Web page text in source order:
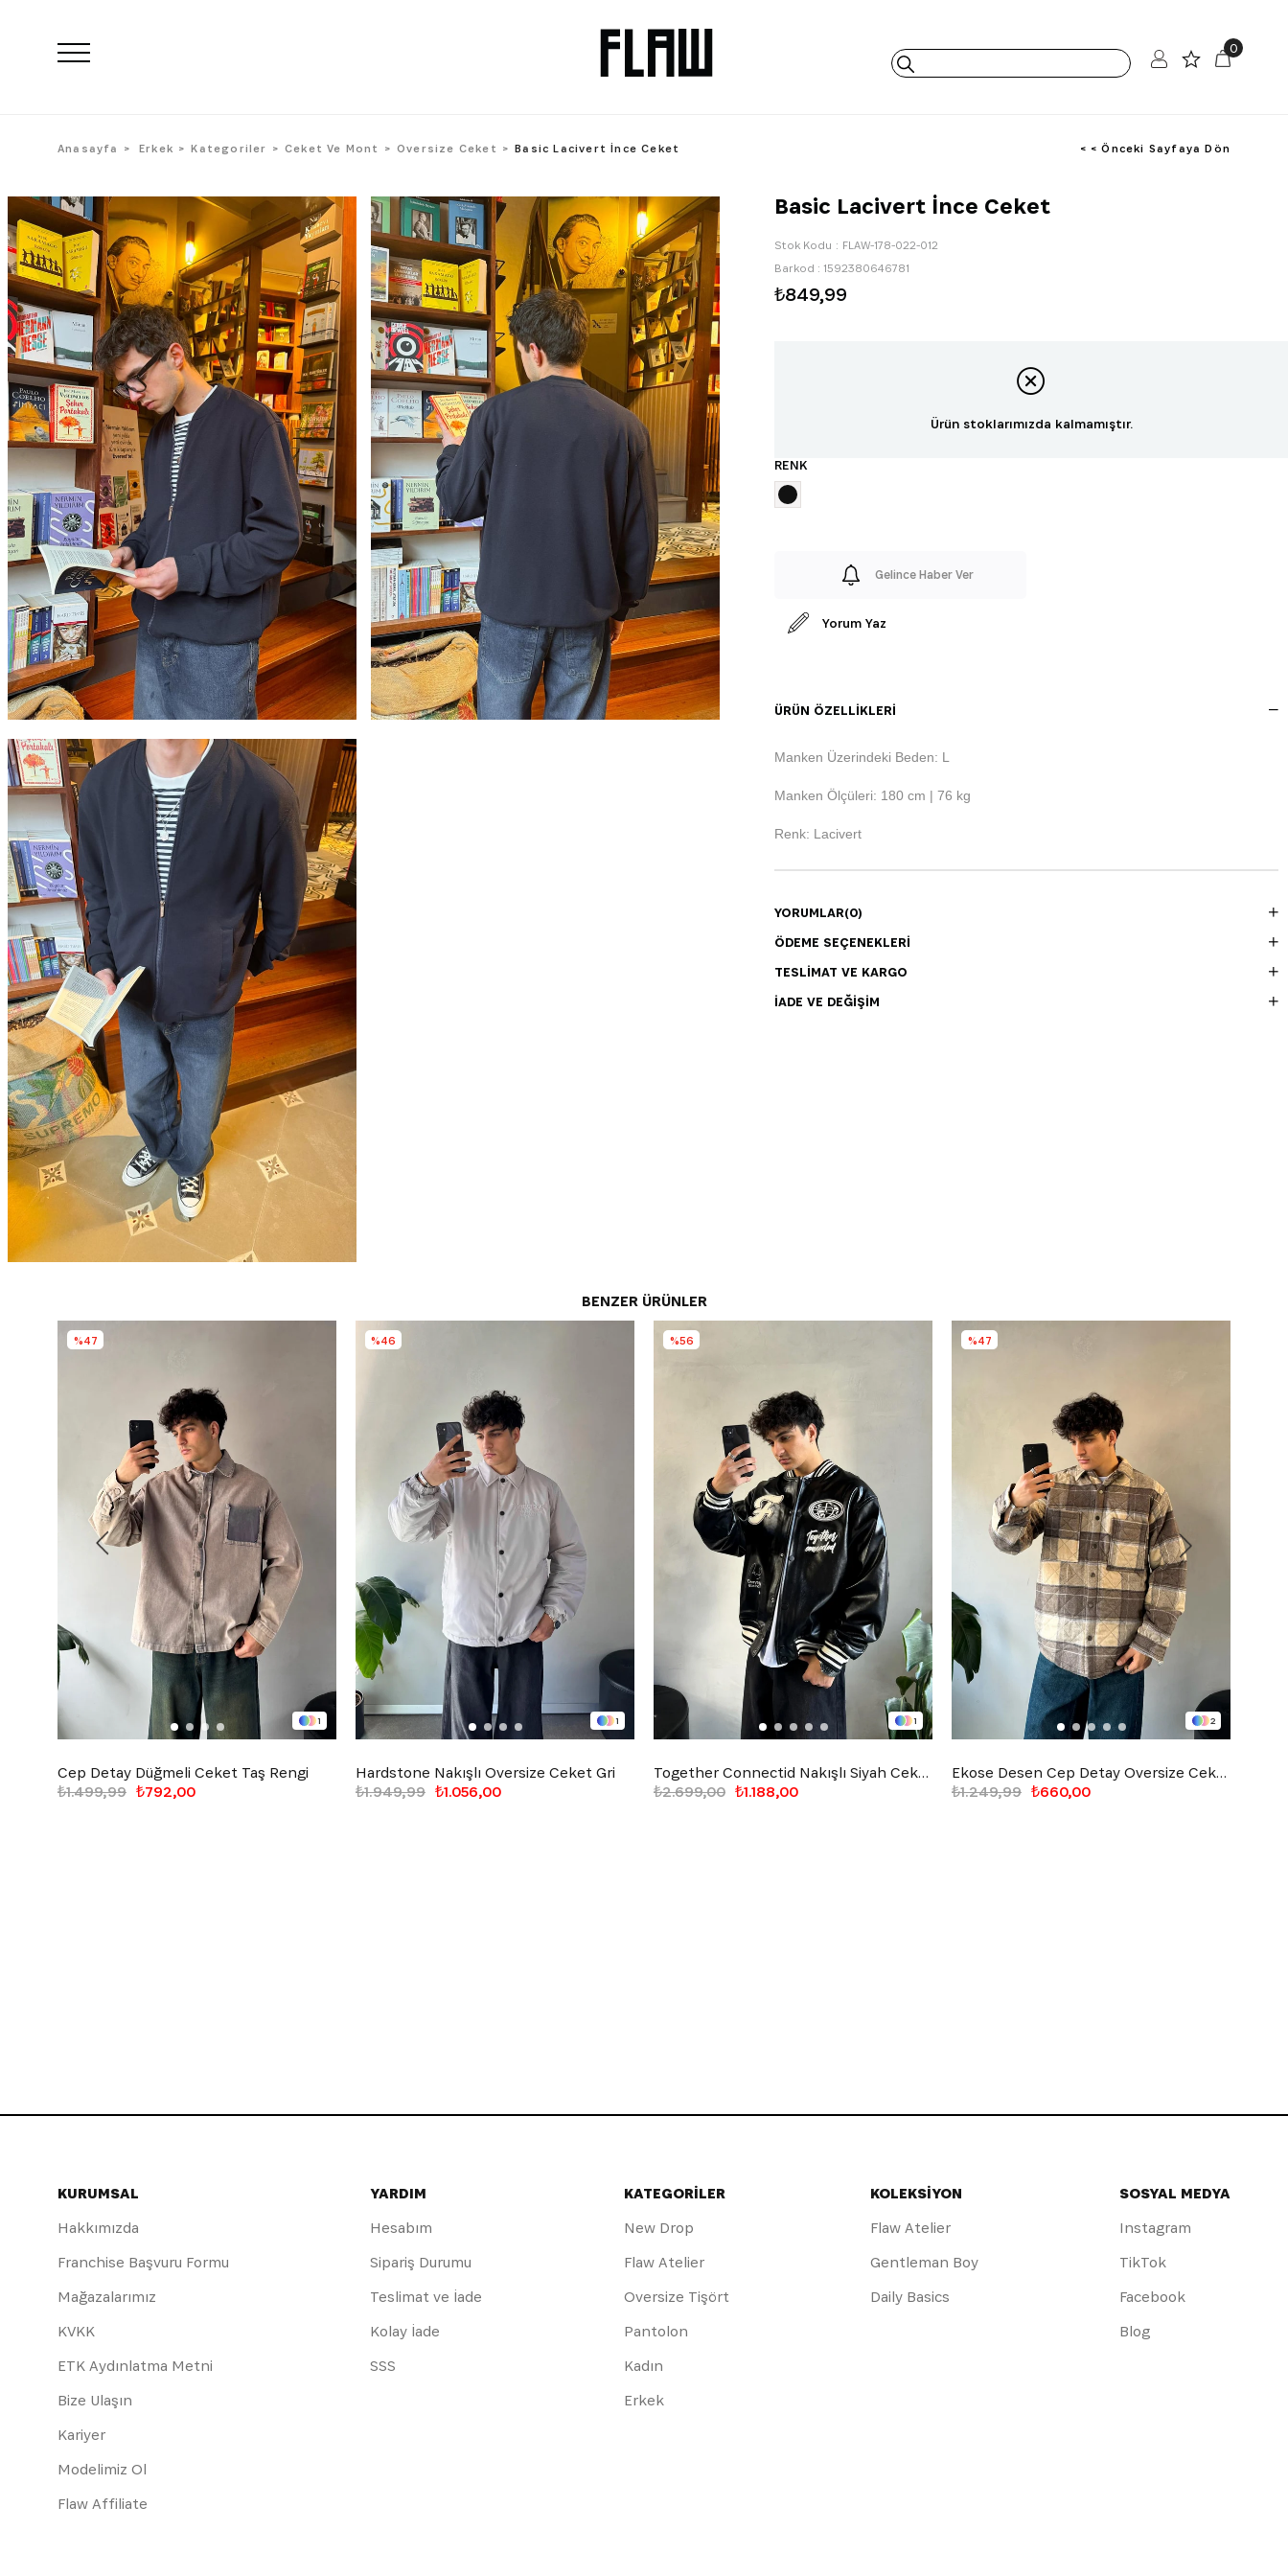
0
Anasayfa Erkek Kategoriler Ceket Ve Mont Oversize Ceket Basic Lacivert İnce Ceket < < Önceki Sayfaya Dön
Basic Lacivert İnce Ceket
Stok Kodu
FLAW-178-022-012
Barkod : 1592380646781
₺849,99
Ürün stoklarımızda kalmamıştır.
RENK
Gelince Haber Ver
Yorum Yaz
ÜRÜN ÖZELLIKLERI
Manken Üzerindeki Beden: L
Manken Ölçüleri: 180 cm | 76 kg
Renk: Lacivert
YORUMLAR(0)
ÖDEME SEÇENEKLERI
TESLIMAT VE KARGO
İADE VE DEĞIŞIM
BENZER ÜRÜNLER
1
Cep Detay Düğmeli Ceket Taş Rengi
₺792,00
₺1.499,99
%47
1
Hardstone Nakışlı Oversize Ceket Gri
₺1.056,00
₺1.949,99
%46
1
Together Connectid Nakışlı Siyah Ceket
₺1.188,00
₺2.699,00
%56
2
Ekose Desen Cep Detay Oversize Ceket Bej
₺660,00
₺1.249,99
%47
KURUMSAL
Hakkımızda
Franchise Başvuru Formu
Mağazalarımız
KVKK
ETK Aydınlatma Metni
Bize Ulaşın
Kariyer
Modelimiz Ol
Flaw Affiliate
YARDIM
Hesabım
Sipariş Durumu
Teslimat ve İade
Kolay İade
SSS
KATEGORİLER
New Drop
Flaw Atelier
Oversize Tişört
Pantolon
Kadın
Erkek
KOLEKSİYON
Flaw Atelier
Gentleman Boy
Daily Basics
SOSYAL MEDYA
Instagram
TikTok
Facebook
Blog